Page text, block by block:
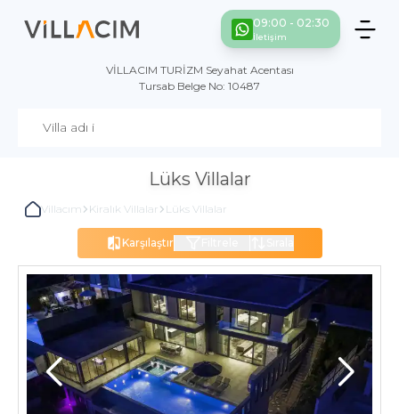
09:00 - 02:30
İletişim
VİLLACIM TURİZM Seyahat Acentası
Tursab Belge No: 10487
Lüks Villalar
Villacım Kiralık Villalar Lüks Villalar
Karşılaştır